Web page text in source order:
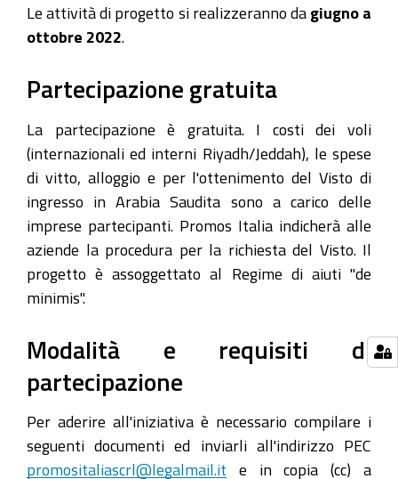
Le attività di progetto si realizzeranno da giugno a
ottobre 2022
Partecipazione gratuita
La partecipazione è gratuita. I costi dei voli
(internazionali ed interni Riyadh/Jeddah), le spese
di vitto, alloggio e per l'ottenimento del Visto di
ingresso in Arabia Saudita sono a carico delle
imprese partecipanti. Promos Italia indicherà alle
aziende la procedura per la richiesta del Visto. Il
progetto è assoggettato al Regime di aiuti "de
minimis".
Modalità e requisiti di
partecipazione
Per aderire all'iniziativa è necessario compilare i
seguenti documenti ed inviarli all'indirizzo PEC
promositaliascrl@legalmail.it e in copia (cc) a